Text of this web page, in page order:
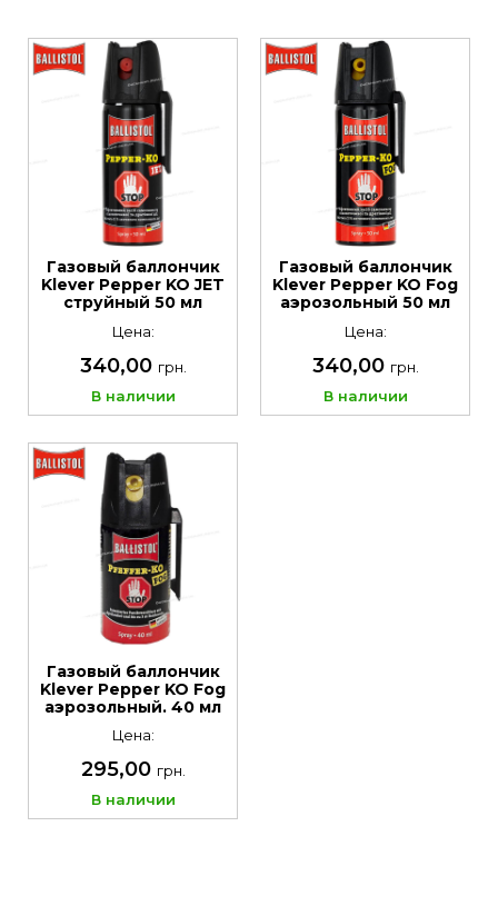
Газовый баллончик
Klever Pepper KO JET
струйный 50 мл
Цена:
340,00 грн.
В наличии
Газовый баллончик
Klever Pepper KO Fog
аэрозольный 50 мл
Цена:
340,00 грн.
В наличии
Газовый баллончик
Klever Pepper KO Fog
аэрозольный. 40 мл
Цена:
295,00 грн.
В наличии